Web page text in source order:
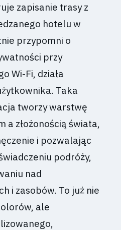
zapisanie trasy z
hotelu w
przypomni o
przy
Wi-Fi, działa
Taka
tworzy warstwę
a złożonością świata,
i pozwalając
podróży,
nad
i zasobów. To już nie
ale